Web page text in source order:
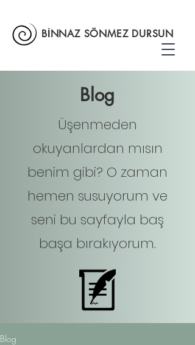
BİNNAZ SÖNMEZ DURSUN
Blog
Üşenmeden
okuyanlardan mısın
benim gibi? O zaman
hemen susuyorum ve
seni bu sayfayla baş
başa bırakıyorum.
Blog